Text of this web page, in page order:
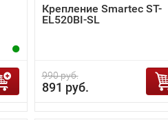
Крепление Smartec ST-
EL520BI-SL
990 руб.
891 руб.